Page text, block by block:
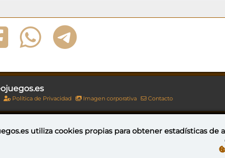
Política de Privacidad Imagen corporativa Contacto
Esta obra está bajo una licencia de Creative
utilizacookies propiaspara obtener estadísticas de